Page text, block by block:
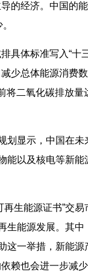
的经济。中国的
具体标准写入“十
少总体能源消费
将二氧化碳排放量
划显示，中国在
能以及核电等新
生能源证书”交
生能源发展。其
这一举措，新能
赖也会进一步减